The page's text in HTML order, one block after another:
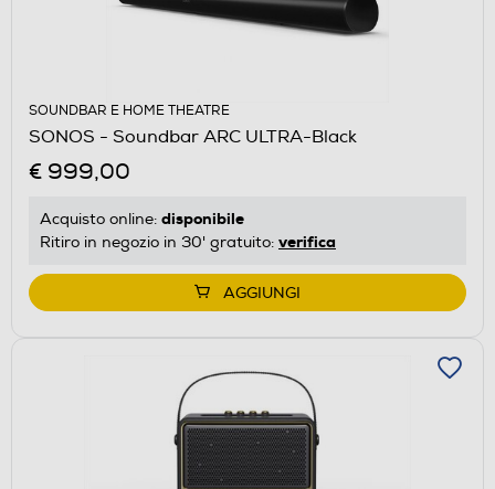
SOUNDBAR E HOME THEATRE
SONOS - Soundbar ARC ULTRA-Black
€ 999,00
Acquisto online: disponibile
Ritiro in negozio in 30' gratuito: verifica
AGGIUNGI